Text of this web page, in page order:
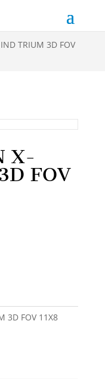
TRIUM 3D FOV
X-
FOV
3D FOV 11X8